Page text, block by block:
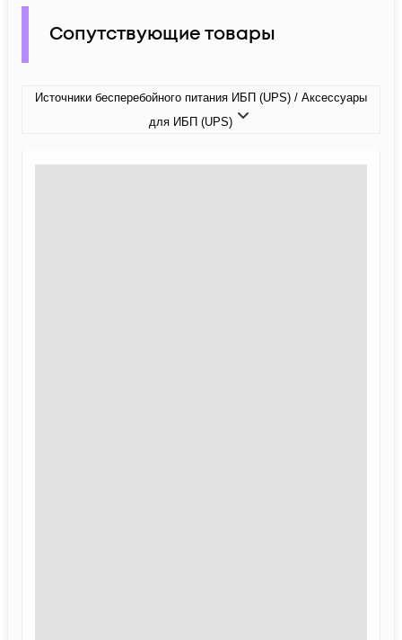
Сопутствующие товары
Источники бесперебойного питания ИБП (UPS) / Аксессуары
для ИБП (UPS)